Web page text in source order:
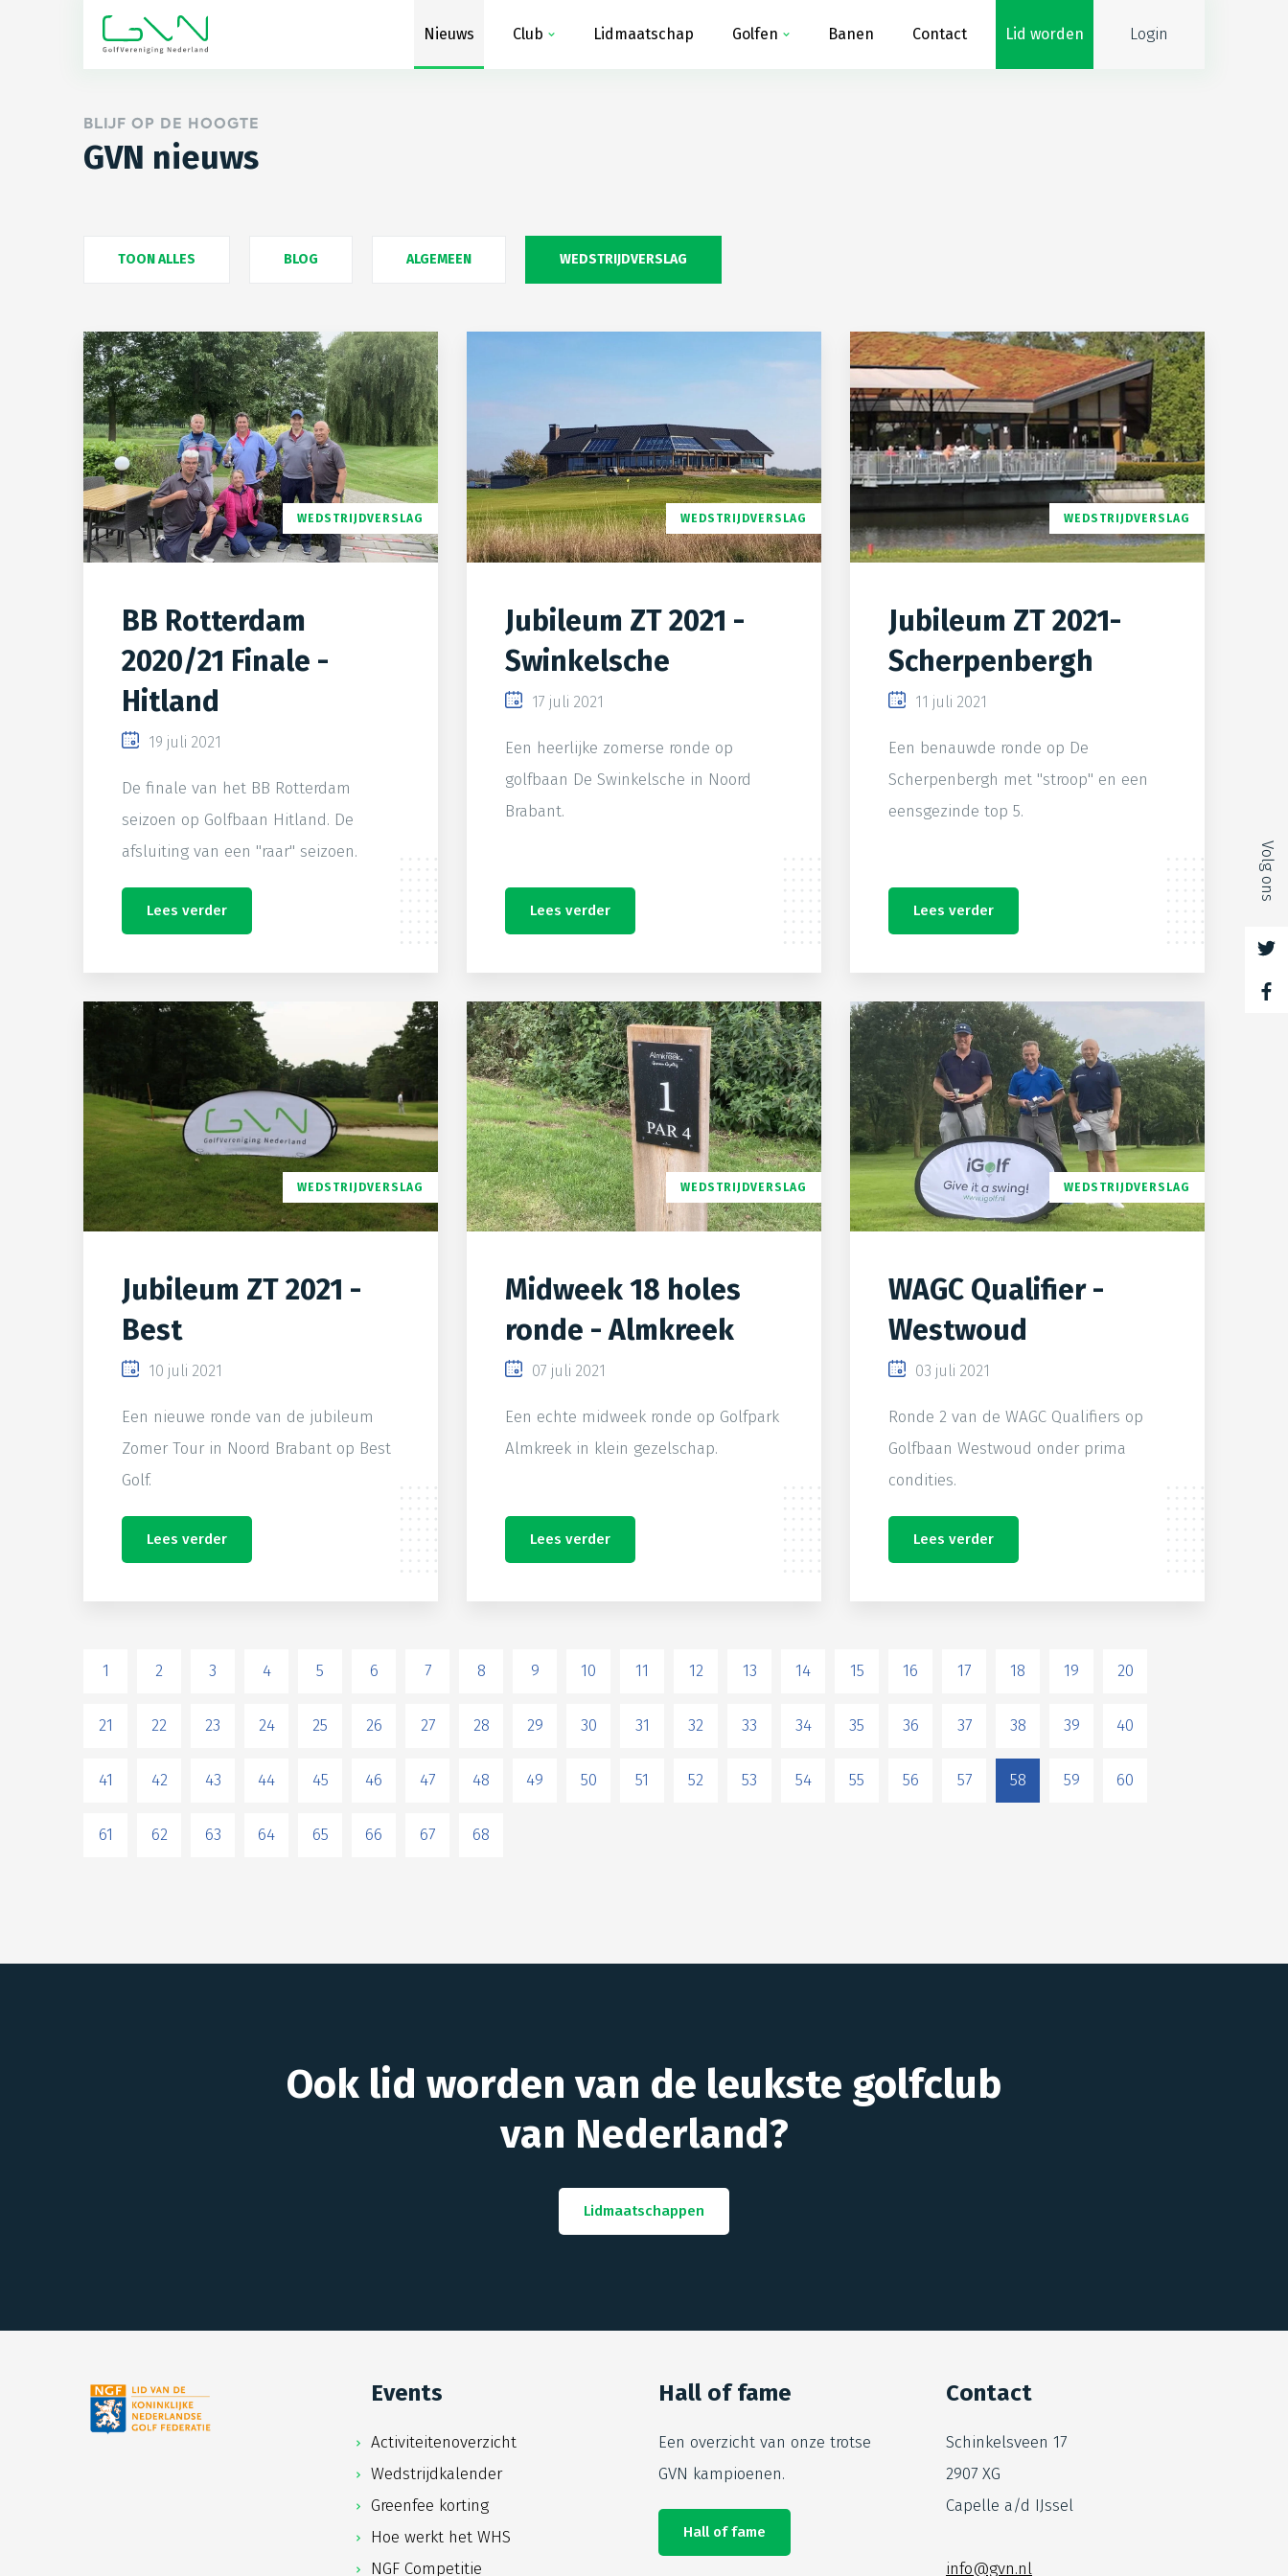
Nieuws Club Lidmaatschap Golfen Banen Contact Lid worden Login
Volg ons
BLIJF OP DE HOOGTE
GVN nieuws
TOON ALLES BLOG ALGEMEEN WEDSTRIJDVERSLAG
WEDSTRIJDVERSLAG
BB Rotterdam
2020/21 Finale -
Hitland
19 juli 2021
De finale van het BB Rotterdam
seizoen op Golfbaan Hitland. De
afsluiting van een "raar" seizoen.
Lees verder
WEDSTRIJDVERSLAG
Jubileum ZT 2021 -
Swinkelsche
17 juli 2021
Een heerlijke zomerse ronde op
golfbaan De Swinkelsche in Noord
Brabant.
Lees verder
WEDSTRIJDVERSLAG
Jubileum ZT 2021-
Scherpenbergh
11 juli 2021
Een benauwde ronde op De
Scherpenbergh met "stroop" en een
eensgezinde top 5.
Lees verder
WEDSTRIJDVERSLAG
Jubileum ZT 2021 -
Best
10 juli 2021
Een nieuwe ronde van de jubileum
Zomer Tour in Noord Brabant op Best
Golf.
Lees verder
WEDSTRIJDVERSLAG
Midweek 18 holes
ronde - Almkreek
07 juli 2021
Een echte midweek ronde op Golfpark
Almkreek in klein gezelschap.
Lees verder
WEDSTRIJDVERSLAG
WAGC Qualifier -
Westwoud
03 juli 2021
Ronde 2 van de WAGC Qualifiers op
Golfbaan Westwoud onder prima
condities.
Lees verder
1 2 3 4 5 6 7 8 9 10 11 12 13 14 15 16 17 18 19 20
21 22 23 24 25 26 27 28 29 30 31 32 33 34 35 36 37 38 39 40
41 42 43 44 45 46 47 48 49 50 51 52 53 54 55 56 57 58 59 60
61 62 63 64 65 66 67 68
Ook lid worden van de leukste golfclub
van Nederland?
Lidmaatschappen
Events
Activiteitenoverzicht
Wedstrijdkalender
Greenfee korting
Hoe werkt het WHS
NGF Competitie
Hall of fame
Een overzicht van onze trotse
GVN kampioenen.
Hall of fame
Contact
Schinkelsveen 17
2907 XG
Capelle a/d IJssel
info@gvn.nl